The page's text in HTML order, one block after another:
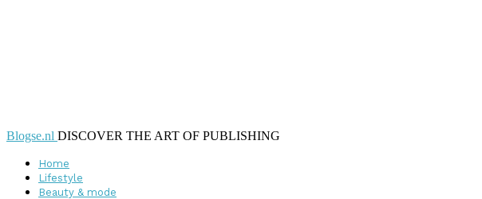
Blogse.nl DISCOVER THE ART OF PUBLISHING
Home
Lifestyle
Beauty & mode